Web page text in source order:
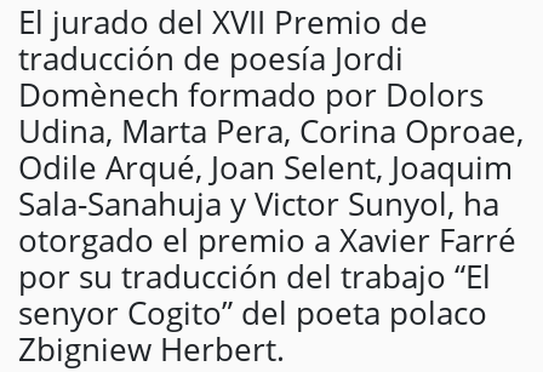
El jurado del XVII Premio de
traducción de poesía Jordi
Domènech formado por Dolors
Udina, Marta Pera, Corina Oproae,
Odile Arqué, Joan Selent, Joaquim
Sala-Sanahuja y Victor Sunyol, ha
otorgado el premio a Xavier Farré
por su traducción del trabajo “El
senyor Cogito” del poeta polaco
Zbigniew Herbert.